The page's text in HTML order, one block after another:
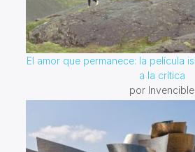
El amor que permanece: la película
a la crítica
por Invencible